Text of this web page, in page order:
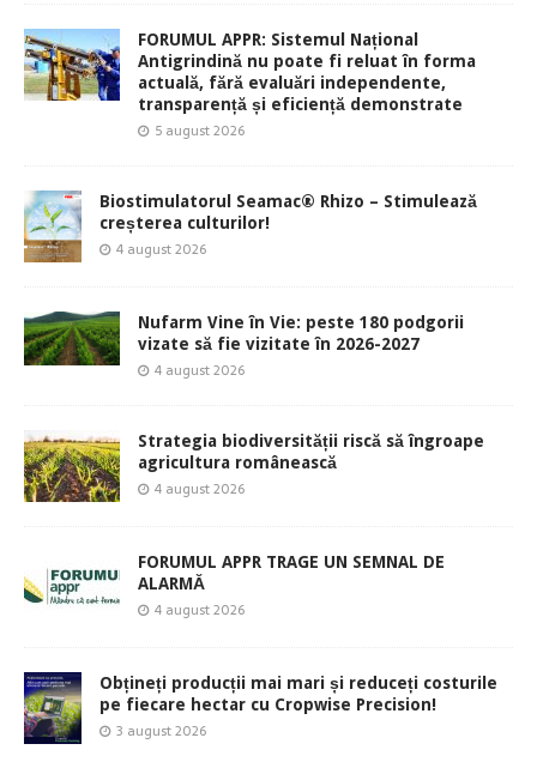
FORUMUL APPR: Sistemul Național
Antigrindină nu poate fi reluat în forma
actuală, fără evaluări independente,
transparență și eficiență demonstrate
5 august 2026
Biostimulatorul Seamac® Rhizo – Stimulează
creșterea culturilor!
4 august 2026
Nufarm Vine în Vie: peste 180 podgorii
vizate să fie vizitate în 2026-2027
4 august 2026
Strategia biodiversității riscă să îngroape
agricultura românească
4 august 2026
FORUMUL APPR TRAGE UN SEMNAL DE
ALARMĂ
4 august 2026
Obțineți producții mai mari și reduceți costurile
pe fiecare hectar cu Cropwise Precision!
3 august 2026